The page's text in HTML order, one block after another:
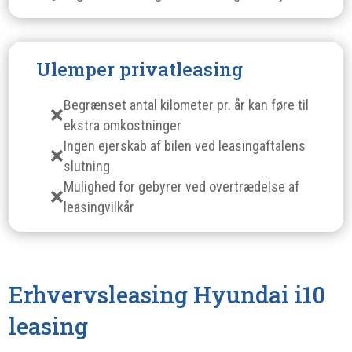
Ulemper privatleasing
Begrænset antal kilometer pr. år kan føre til
ekstra omkostninger
Ingen ejerskab af bilen ved leasingaftalens
slutning
Mulighed for gebyrer ved overtrædelse af
leasingvilkår
Erhvervsleasing Hyundai i10
leasing